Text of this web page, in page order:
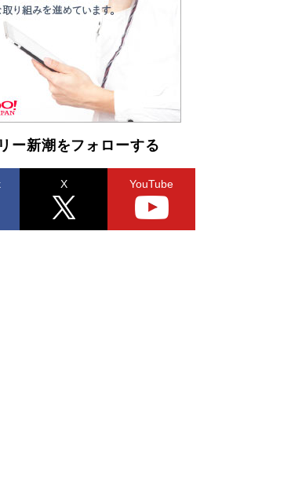
賛！ 鎌倉を舞台に、孤独を抱えた
な一歩を踏み出す連作短篇集『海のほ
ネット』試し読み
Book Bang
ー新潮をフォローする
X YouTube